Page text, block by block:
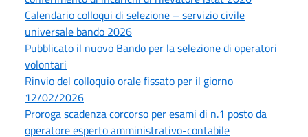
Calendario colloqui di selezione – servizio civile
universale bando 2026
Pubblicato il nuovo Bando per la selezione di operatori
volontari
Rinvio del colloquio orale fissato per il giorno
12/02/2026
Proroga scadenza corcorso per esami di n.1 posto da
operatore esperto amministrativo-contabile